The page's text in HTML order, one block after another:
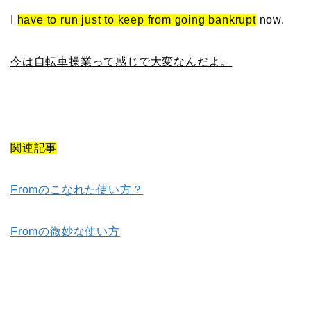
have to run just to keep from going bankruptnow.
今は自転車操業って感じで大変なんだよ。
関連記事
Fromのこなれた使い方？
Fromの微妙な使い方